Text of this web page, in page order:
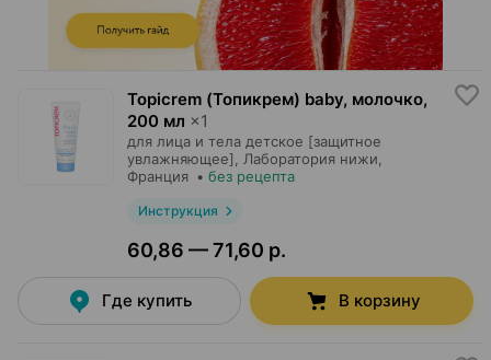
Topicrem (Топикрем) baby, молочко,
200 мл ×1
для лица и тела детское [защитное
увлажняющее],
Лаборатория нижи
Франция • без рецепта
Инструкция
60,86 — 71,60 р.
Где купить В корзину